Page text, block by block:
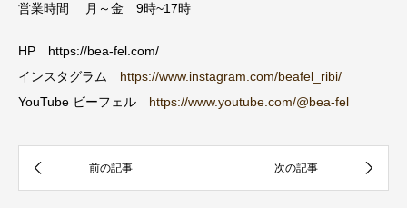
営業時間 月～金 9時~17時
HP https://bea-fel.com/
インスタグラム https://www.instagram.com/beafel_ribi/
YouTube ビーフェル https://www.youtube.com/@bea-fel